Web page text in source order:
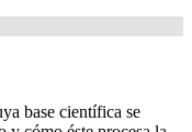
base científica se